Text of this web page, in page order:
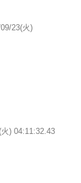
09/23(火)
火) 04:11:32.43